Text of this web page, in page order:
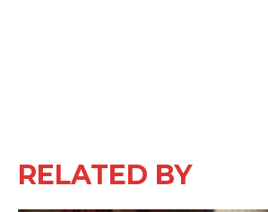
RELATED BY